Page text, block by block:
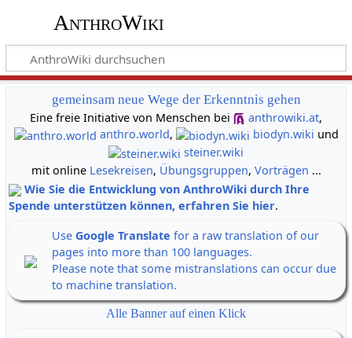
AnthroWiki
gemeinsam neue Wege der Erkenntnis gehen
Eine freie Initiative von Menschen bei
anthrowiki.at,
anthro.world, biodyn.wiki und
steiner.wiki
mit online Lesekreisen, Übungsgruppen, Vorträgen ...
Wie Sie die Entwicklung von AnthroWiki durch Ihre
Spende unterstützen können, erfahren Sie hier.
Use Google Translate for a raw translation of our
pages into more than 100 languages.
Please note that some mistranslations can occur due
to machine translation.
Alle Banner auf einen Klick